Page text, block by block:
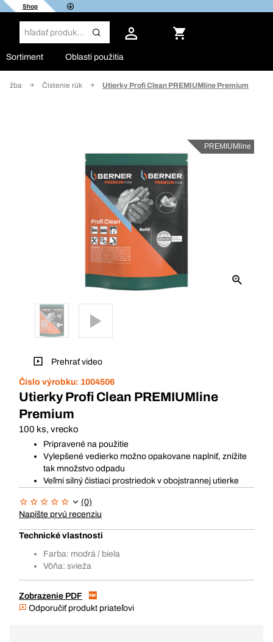
Shop
Sortiment Oblasti použitia
Čistenie rúk Utierky Profi Clean PREMIUMline Premium
PREMIUMline
Prehrať video
Číslo výrobku: 1004506
Utierky Profi Clean PREMIUMline
Premium
100 ks, vrecko
Pripravené na použitie
Vylepšené vedierko možno opakovane naplniť, znížite
tak množstvo odpadu
Veľmi silný čistiaci prostriedok v obojstrannej utierke
(0)
Napíšte prvú recenziu
Technické vlastnosti
Farba: modrá / biela
Vôňa: svieža
Zobrazenie PDF
Odporučiť produkt priateľovi